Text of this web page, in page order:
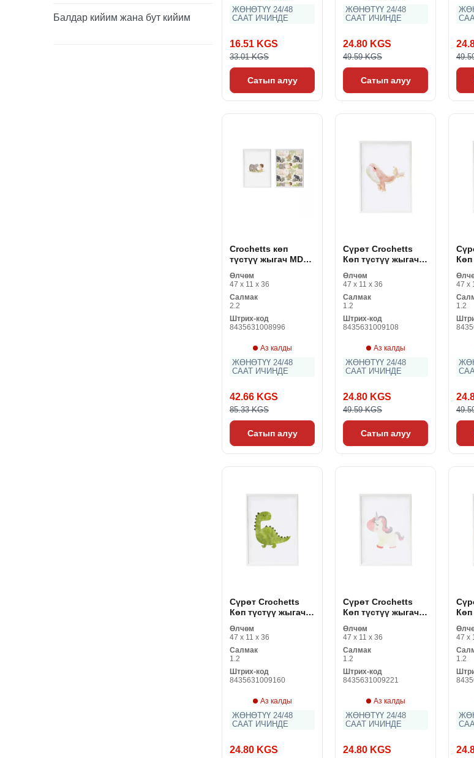
Балдар кийим жана бут кийим
ЖӨНӨТҮҮ 24/48
СААТ ИЧИНДЕ
16.51 KGS
33.01 KGS
Сатып алуу
ЖӨНӨТҮҮ 24/48
СААТ ИЧИНДЕ
24.80 KGS
49.59 KGS
Сатып алуу
Crochetts көп
түстүү жыгач MDF
джунгли эки сүрөт
буюмдар)
Өлчөм
47 x 11 x 36
Салмак
2.2
Штрих-код
8435631008996
Аз калды
ЖӨНӨТҮҮ 24/48
СААТ ИЧИНДЕ
42.66 KGS
85.33 KGS
Сатып алуу
Сүрөт Crochetts
Көп түстүү жыгач
киттер
Өлчөм
47 x 11 x 36
Салмак
1.2
Штрих-код
8435631009108
Аз калды
ЖӨНӨТҮҮ 24/48
СААТ ИЧИНДЕ
24.80 KGS
49.59 KGS
Сатып алуу
Көп
пил
47 x
1.2
Сүрөт Crochetts
Көп түстүү жыгач
динозавр
Өлчөм
47 x 11 x 36
Салмак
1.2
Штрих-код
8435631009160
Аз калды
ЖӨНӨТҮҮ 24/48
СААТ ИЧИНДЕ
24.80 KGS
Сүрөт Crochetts
Көп түстүү жыгач
Unicorn
Өлчөм
47 x 11 x 36
Салмак
1.2
Штрих-код
8435631009221
Аз калды
ЖӨНӨТҮҮ 24/48
СААТ ИЧИНДЕ
24.80 KGS
Көп
47 x
1.2